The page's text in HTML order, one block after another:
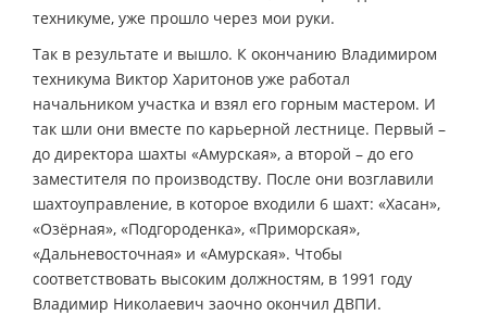
техникуме, уже прошло через мои руки.
Так в результате и вышло. К окончанию Владимиром
техникума Виктор Харитонов уже работал
начальником участка и взял его горным мастером. И
так шли они вместе по карьерной лестнице. Первый –
до директора шахты «Амурская», а второй – до его
заместителя по производству. После они возглавили
шахтоуправление, в которое входили 6 шахт: «Хасан»,
«Озёрная», «Подгороденка», «Приморская»,
«Дальневосточная» и «Амурская». Чтобы
соответствовать высоким должностям, в 1991 году
Владимир Николаевич заочно окончил ДВПИ.